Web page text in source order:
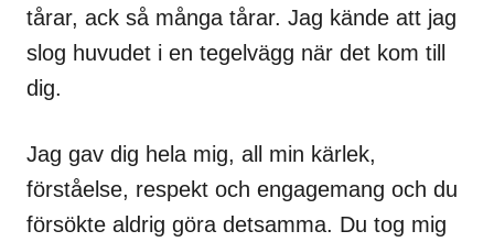
tårar, ack så många tårar. Jag kände att jag
slog huvudet i en tegelvägg när det kom till
dig.
Jag gav dig hela mig, all min kärlek,
förståelse, respekt och engagemang och du
försökte aldrig göra detsamma. Du tog mig